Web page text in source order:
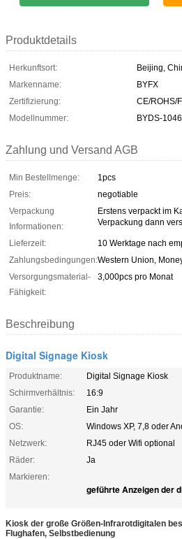
Produktdetails
Herkunftsort:
Beijing,
Markenname:
BYFX
Zertifizierung:
CE/ROHS/
Modellnummer:
BYDS-1046
Zahlung und Versand AGB
Min Bestellmenge:
1pcs
Preis:
negotiable
Verpackung
Informationen:
Erstens verpackt im
Verpackung dann
Lieferzeit:
10 Werktage nach
Zahlungsbedingungen:Western Union,
Versorgungsmaterial-
Fähigkeit:
3,000pcs pro Monat
Beschreibung
Digital Signage Kiosk
Produktname:
Digital Signage Kiosk
Schirmverhältnis:
16:9
Garantie:
Ein Jahr
OS:
Windows XP, 7,8 oder
Netzwerk:
RJ45 oder Wifi optional
Räder:
Ja
Markieren:
geführte Anzeigen der
Kiosk der große Größen-Infrarotdigitalen
Flughafen, Selbstbedienung